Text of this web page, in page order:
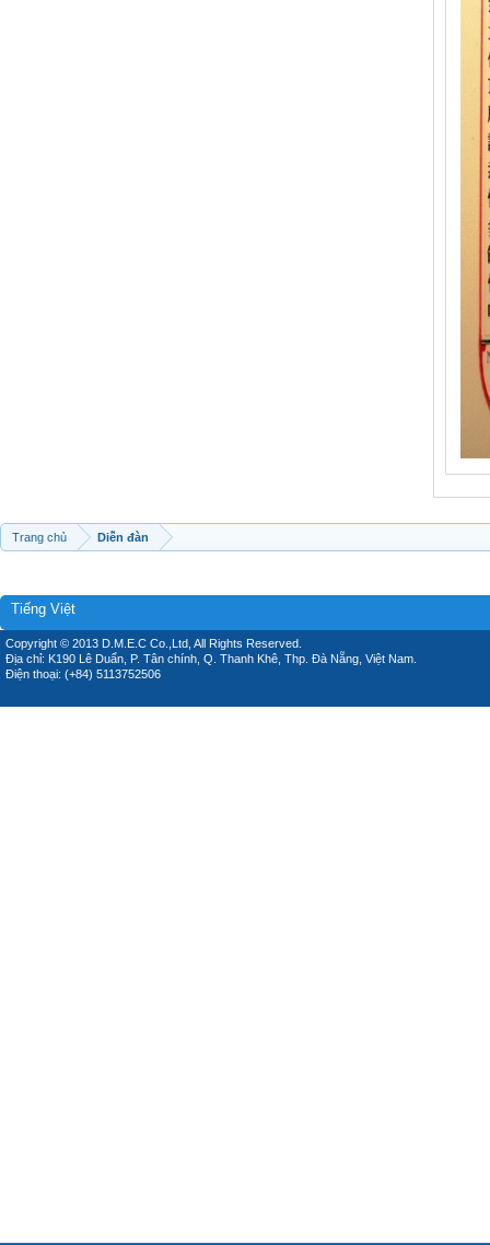
Trang chủ Diễn đàn
Tiếng Việt
Copyright © 2013 D.M.E.C Co.,Ltd, All Rights Reserved.
Địa chỉ: K190 Lê Duẩn, P. Tân chính, Q. Thanh Khê, Thp. Đà Nẵng, Việt Nam.
Điện thoại: (+84) 5113752506